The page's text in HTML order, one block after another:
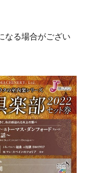
なる場合がござい